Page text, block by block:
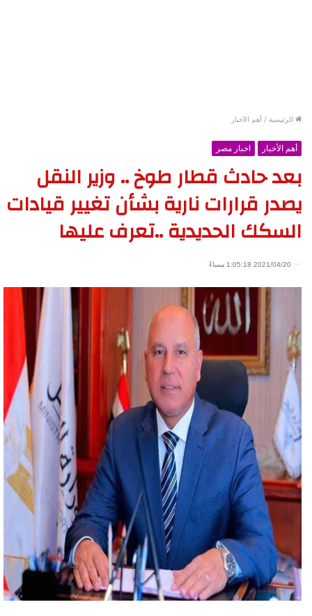
الرئيسية / أهم الأخبار
أهم الأخبار اخبار مصر
بعد حادث قطار طوخ .. وزير النقل
يصدر قرارات نارية بشأن تغيير قيادات
السكك الحديدية ..تعرف عليها
2021/04/20 1:05:18 مساءً